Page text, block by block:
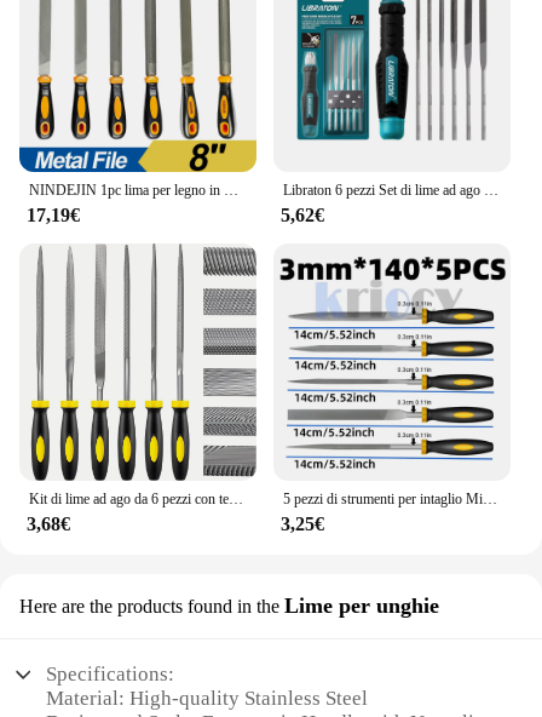
NINDEJIN 1pc lima per legno in metallo T12 acciaio 8 pollici lima a mano piatta semicircolare lima per raspa in legno a denti fini/medi/grossolani
17,19€
Libraton 6 pezzi Set di lime ad ago Lime piccole Mini lime Lime in legno Set di lime in metallo Lime in acciaio con manico intercambiabile
5,62€
Kit di lime ad ago da 6 pezzi con tempra ad alta temperatura e manico in gomma-include 6 forme piatte, piatte, quadrate, Triang
3,68€
5 pezzi di strumenti per intaglio Mini File Set Microtech ago File di lavorazione del legno farcito Hobby Craft Clip fai da te File di metallo piatto
3,25€
Here are the products found in the Lime per unghie
Specifications:
Material: High-quality Stainless Steel